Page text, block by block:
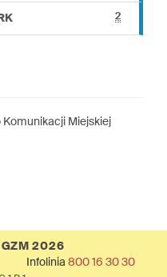
2
Komunikacji Miejskiej
GZM 2026
Infolinia 800 16 30 30